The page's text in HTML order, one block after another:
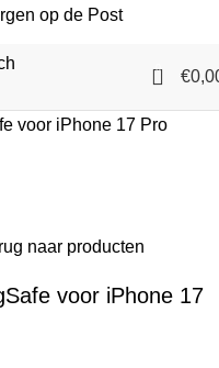
op de Post
0 €
naar producten
voor iPhone 17